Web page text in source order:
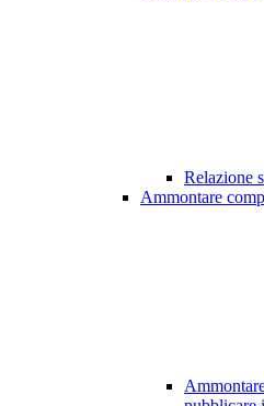
Relazione
Ammontare